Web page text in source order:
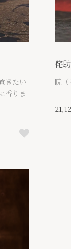
きたい
香りま
侘
暁